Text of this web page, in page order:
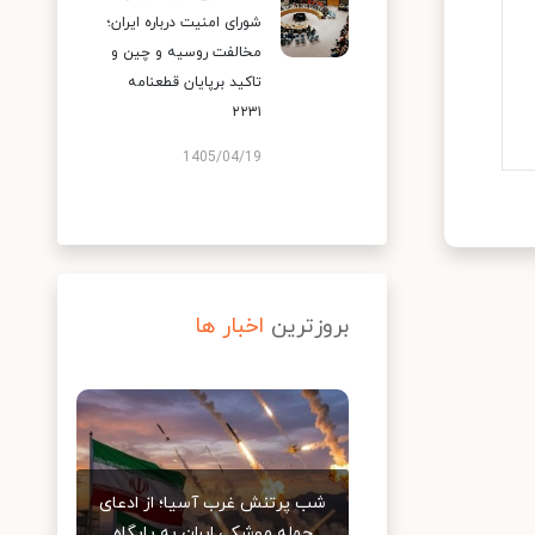
شورای امنیت درباره ایران؛
مخالفت روسیه و چین و
تاکید برپایان قطعنامه
۲۲۳۱
1405/04/19
بروزترین اخبار ها
شب پرتنش غرب آسیا؛ از ادعای